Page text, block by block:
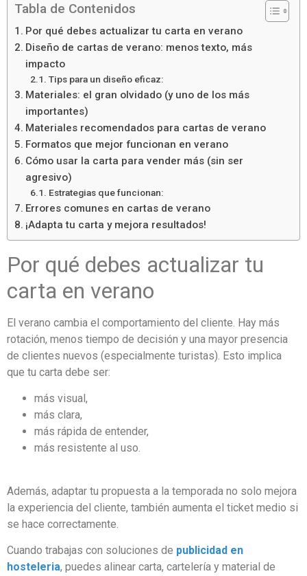
Tabla de Contenidos
Por qué debes actualizar tu carta en verano
Diseño de cartas de verano: menos texto, más
impacto
Tips para un diseño eficaz:
Materiales: el gran olvidado (y uno de los más
importantes)
Materiales recomendados para cartas de verano
Formatos que mejor funcionan en verano
Cómo usar la carta para vender más (sin ser
agresivo)
Estrategias que funcionan:
Errores comunes en cartas de verano
¡Adapta tu carta y mejora resultados!
Por qué debes actualizar tu
carta en verano
El verano cambia el comportamiento del cliente. Hay más
rotación, menos tiempo de decisión y una mayor presencia
de clientes nuevos (especialmente turistas). Esto implica
que tu carta debe ser:
más visual,
más clara,
más rápida de entender,
más resistente al uso.
Además, adaptar tu propuesta a la temporada no solo mejora
la experiencia del cliente, también aumenta el ticket medio si
se hace correctamente.
Cuando trabajas con soluciones de publicidad en
hosteleria, puedes alinear carta, cartelería y material de